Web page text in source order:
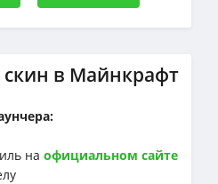
скин в Майнкрафт
на официальном сайте